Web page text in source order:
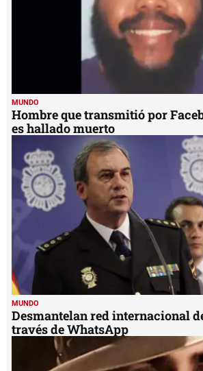
MUNDO
Hombre que transmitió por
es hallado muerto
MUNDO
Desmantelan red internacional
través de WhatsApp